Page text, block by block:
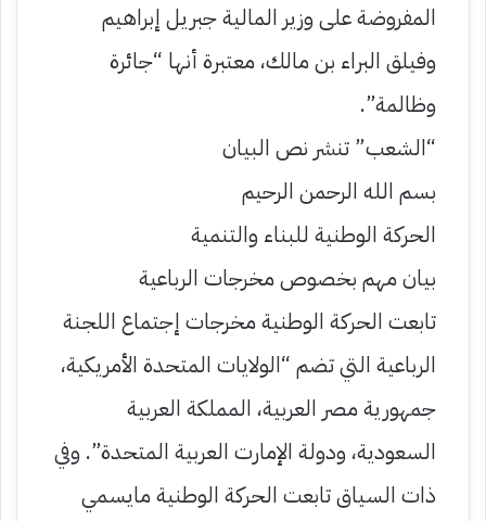
المفروضة على وزير المالية جبريل إبراهيم
وفيلق البراء بن مالك، معتبرة أنها “جائرة
وظالمة”.
“الشعب” تنشر نص البيان
بسم الله الرحمن الرحيم
الحركة الوطنية للبناء والتنمية
بيان مهم بخصوص مخرجات الرباعية
تابعت الحركة الوطنية مخرجات إجتماع اللجنة
الرباعية التي تضم “الولايات المتحدة الأمريكية،
جمهورية مصر العربية، المملكة العربية
السعودية، ودولة الإمارت العربية المتحدة”. وفي
ذات السياق تابعت الحركة الوطنية مايسمي